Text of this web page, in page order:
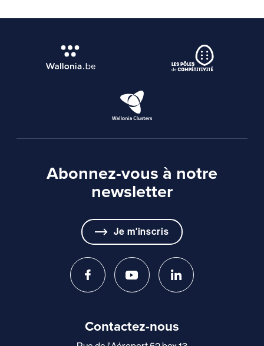
Abonnez-vous à notre
newsletter
Je m'inscris
Contactez-nous